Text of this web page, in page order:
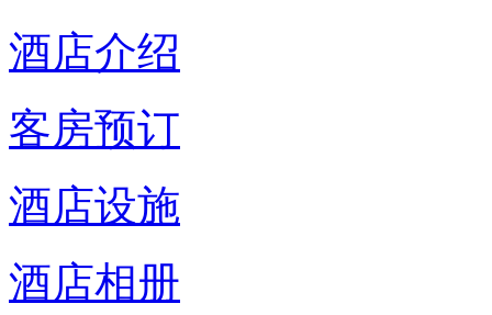
酒店介绍
客房预订
酒店设施
酒店相册